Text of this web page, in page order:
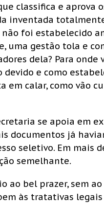
classifica e aprova
inventada
foi estabelecido
uma gestão tola e
dela? Para onde
devido e como
em calar, como vão
se apoia em
documentos já
seletivo. Em mais
semelhante.
ao bel prazer, sem
às tratativas